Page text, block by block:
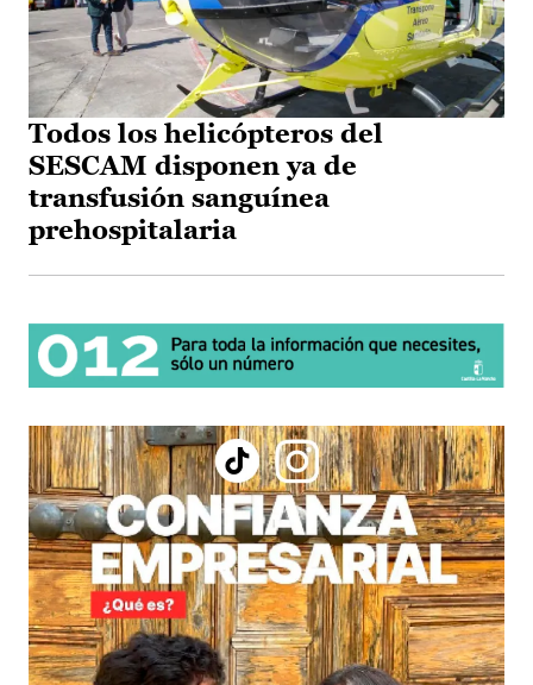
Todos los helicópteros del
SESCAM disponen ya de
transfusión sanguínea
prehospitalaria